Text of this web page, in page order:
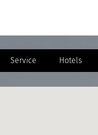
Service Hotels